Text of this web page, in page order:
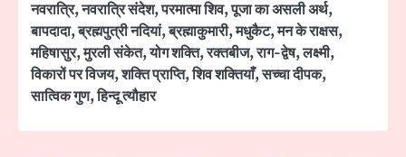
नवरात्रि,नवरात्रि संदेश,परमात्मा शिव,पूजा का असली अर्थ,
बापदादा,ब्रह्मपुत्री नदियां,ब्रह्माकुमारी,मधुकैट,मन के राक्षस,
महिषासुर,मुरली संकेत,योग शक्ति,रक्तबीज,राग-द्वेष,लक्ष्मी,
विकारों पर विजय,शक्ति प्राप्ति,शिव शक्तियाँ,सच्चा दीपक,
सात्विक गुण,हिन्दू त्यौहार